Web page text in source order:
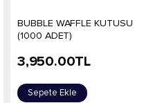
BUBBLE WAFFLE KUTUSU
(1000 ADET)
3,950.00TL
Sepete Ekle